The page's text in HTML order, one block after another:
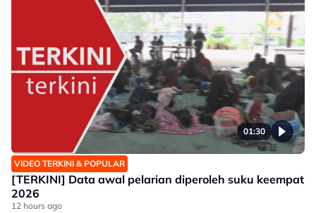
01:30
VIDEO TERKINI & POPULAR
[TERKINI] Data awal pelarian diperoleh suku keempat
2026
12 hours ago